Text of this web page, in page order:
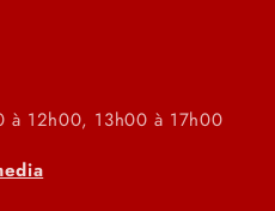
à 12h00, 13h00 à 17h00